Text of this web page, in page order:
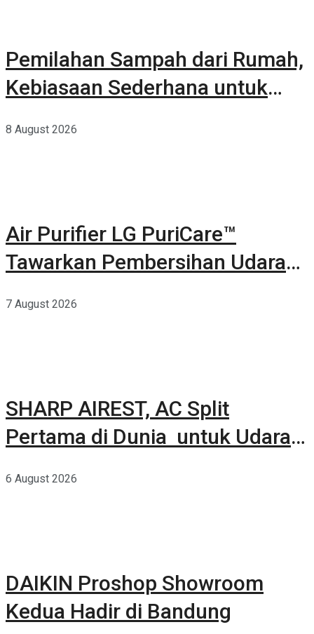
Pemilahan Sampah dari Rumah,
Kebiasaan Sederhana untuk
8 August 2026
Air Purifier LG PuriCare™
Tawarkan Pembersihan Udara
7 August 2026
SHARP AIREST, AC Split
Pertama di Dunia untuk Udara
6 August 2026
DAIKIN Proshop Showroom
Kedua Hadir di Bandung